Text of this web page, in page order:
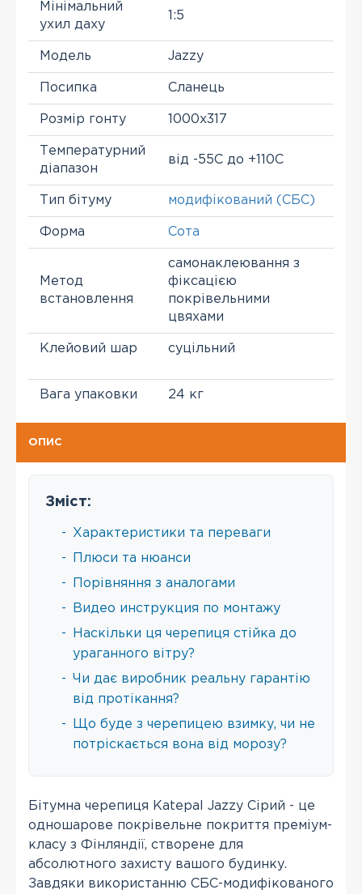
Мінімальний
ухил даху
1:5
Модель Jazzy
Посипка Сланець
Розмір гонту 1000х317
Температурний
діапазон
від -55С до +110С
Тип бітуму модифікований (СБС)
Форма Сота
Метод
встановлення
самонаклеювання з
фіксацією
покрівельними
цвяхами
Клейовий шар суцільний
Вага упаковки 24 кг
ОПИС
Зміст:
- Характеристики та переваги
- Плюси та нюанси
- Порівняння з аналогами
- Видео инструкция по монтажу
-
Наскільки ця черепиця стійка до
ураганного вітру?
- Чи дає виробник реальну гарантію
від протікання?
-
Що буде з черепицею взимку, чи не
потріскається вона від морозу?
Бітумна черепиця Katepal Jazzy Сірий - це
одношарове покрівельне покриття преміум-
класу з Фінляндії, створене для
абсолютного захисту вашого будинку.
Завдяки використанню СБС-модифікованого